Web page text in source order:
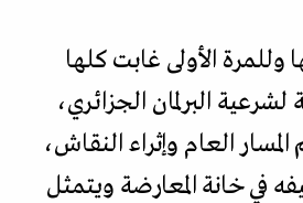
وللمرة الأولى غابت كلها
وهو ما شكل ضربة موجعة لشرعية البرلمان الجزائري،
العام وإثراء النقاش،
في خانة المعارضة ويتمثل